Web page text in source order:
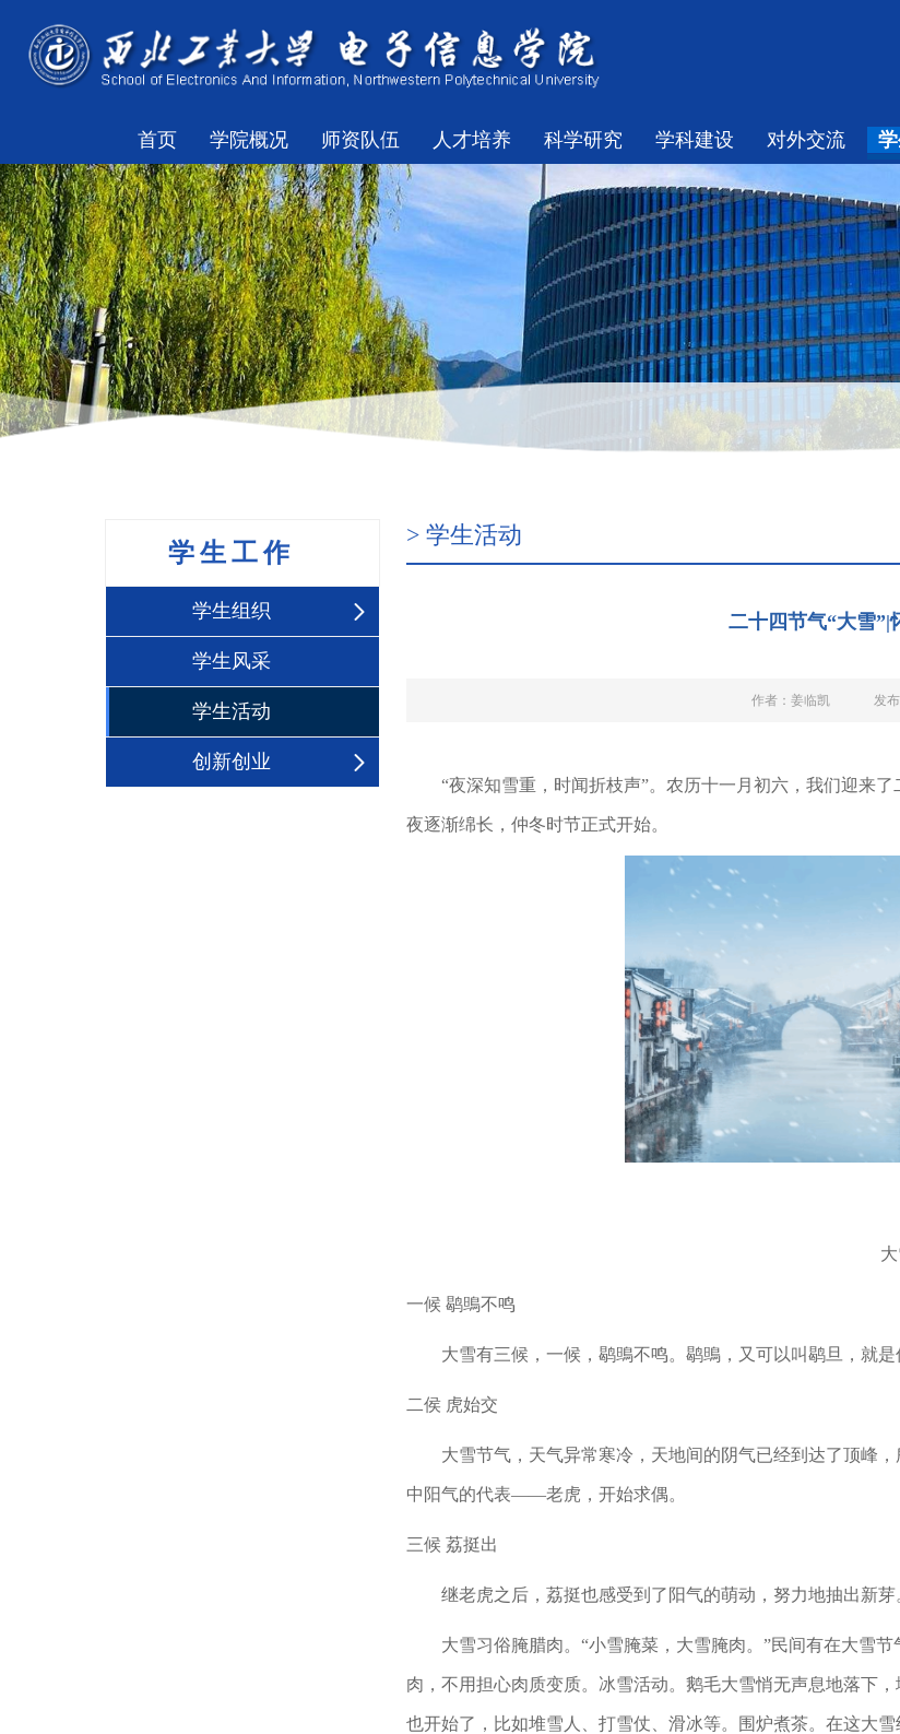
首页 学院概况 师资队伍 人才培养 科学研究 学科建设 对外交流
学生工作
学生组织
学生风采
学生活动
创新创业
> 学生活动
二十四节气“大雪”|
作者：姜临凯 发
“夜深知雪重，时闻折枝声”。农历十一月初六，我们迎来
夜逐渐绵长，仲冬时节正式开始。
一候 鹖鴠不鸣
大雪有三候，一候，鹖鴠不鸣。鹖鴠，又可以叫鹖旦，就
二侯 虎始交
大雪节气，天气异常寒冷，天地间的阴气已经到达了顶峰
中阳气的代表——老虎，开始求偶。
三候 荔挺出
继老虎之后，荔挺也感受到了阳气的萌动，努力地抽出新芽
大雪习俗腌腊肉。 “小雪腌菜，大雪腌肉。”民间有在大雪
肉，不用担心肉质变质。冰雪活动。鹅毛大雪悄无声息地落下
也开始了，比如堆雪人、打雪仗、滑冰等。围炉煮茶。在这大